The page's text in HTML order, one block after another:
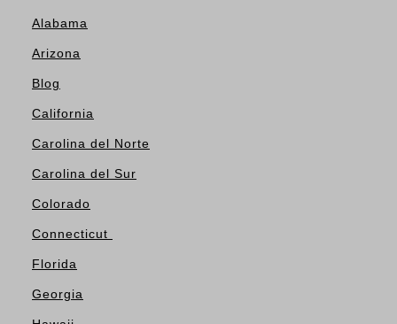
Alabama
Arizona
Blog
California
Carolina del Norte
Carolina del Sur
Colorado
Connecticut
Florida
Georgia